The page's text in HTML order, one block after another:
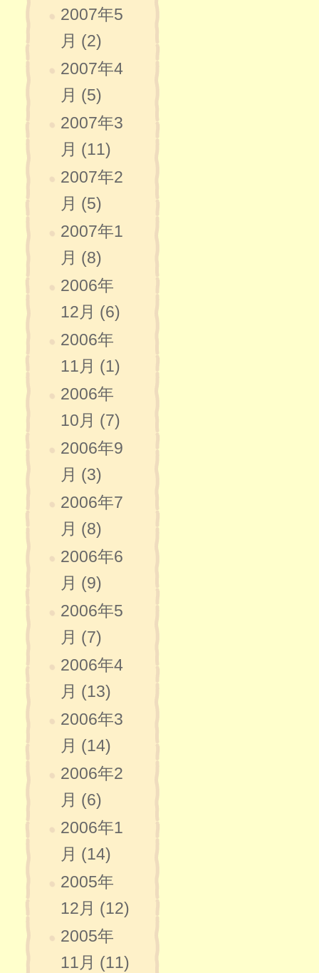
2007年5
月 (2)
2007年4
月 (5)
2007年3
月 (11)
2007年2
月 (5)
2007年1
月 (8)
2006年
12月 (6)
2006年
11月 (1)
2006年
10月 (7)
2006年9
月 (3)
2006年7
月 (8)
2006年6
月 (9)
2006年5
月 (7)
2006年4
月 (13)
2006年3
月 (14)
2006年2
月 (6)
2006年1
月 (14)
2005年
12月 (12)
2005年
11月 (11)